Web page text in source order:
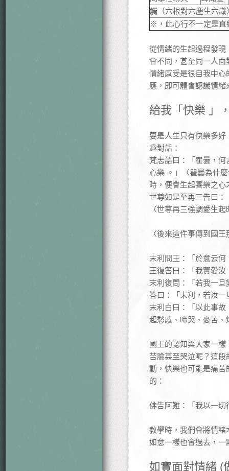
觸（六根對六塵生六識
※，此心行不一定是直
從情緒的生起過程發
會不同，甚至同一人
情緒感受是很自我中
應，即可體會認識情緒
給我「快樂 」
要是人生只有快樂多
趣對話：
梵志語曰：「瞿曇，
心樂 。」〈瞿曇為什
時，便會生起喜樂之心
世尊如是至再三告曰
〈世尊再三強調愛生
〈後來這件事傳到國
末利問王：「於意云
王復答曰：「我實愛汝
末利復問：「若我一
答曰：「末利，若汝
末利白曰：「以此事
起愁慼、啼哭、憂苦
國王的認知與大家一
苦臉甚至哭泣呢？這
動，快樂也可能是痛
的：
佛告阿難：「我以一
教學時，我們會將情
如意一樣也會過去，
如實面對情緒 (